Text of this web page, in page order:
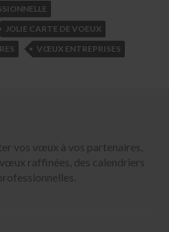
JOLIE CARTE DE VOEUX
VŒUX ENTREPRISES
vos vœux à vos partenaires,
raffinées, des calendriers